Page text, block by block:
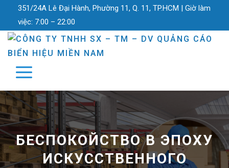
351/24A Lê Đại Hành, Phường 11, Q. 11, TP.HCM | Giờ làm
việc: 7:00 – 22:00
БЕСПОКОЙСТВО В ЭПОХУ
ИСКУССТВЕННОГО